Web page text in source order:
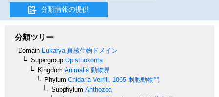
分類情報の提供
分類ツリー
Domain Eukarya 真核生物ドメイン
Supergroup Opisthokonta
Kingdom Animalia 動物界
Phylum Cnidaria Verrill, 1865 刺胞動物門
Subphylum Anthozoa